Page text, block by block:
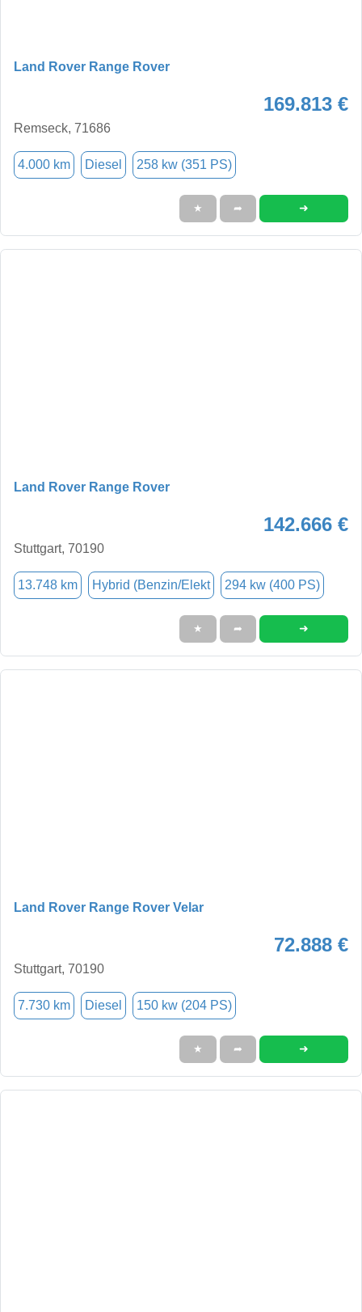
Land Rover Range Rover
169.813 €
Remseck, 71686
4.000 km Diesel 258 kw (351 PS)
★ ➦ ➜
Land Rover Range Rover
142.666 €
Stuttgart, 70190
13.748 km Hybrid (Benzin/Elekt 294 kw (400 PS)
★ ➦ ➜
Land Rover Range Rover Velar
72.888 €
Stuttgart, 70190
7.730 km Diesel 150 kw (204 PS)
★ ➦ ➜